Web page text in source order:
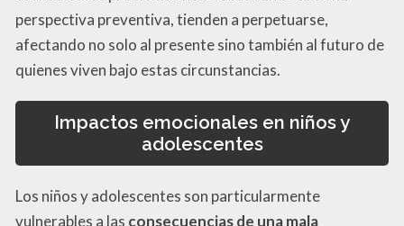
perspectiva preventiva, tienden a perpetuarse,
afectando no solo al presente sino también al futuro de
quienes viven bajo estas circunstancias.
Impactos emocionales en niños y
adolescentes
Los niños y adolescentes son particularmente
vulnerables a las consecuencias de una mala